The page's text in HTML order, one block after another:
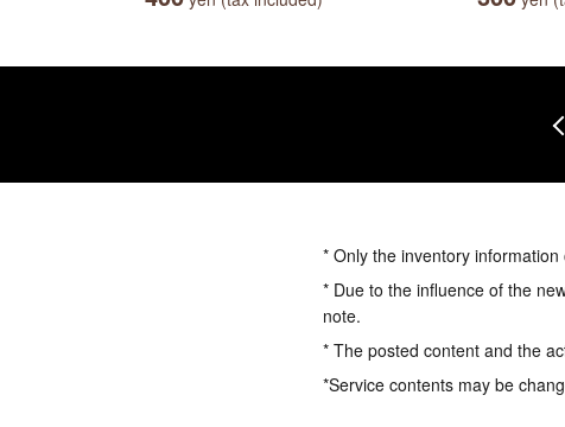
* Only the inventory
* Due to the influence of the
note.
* The posted content and the
*Service contents may be